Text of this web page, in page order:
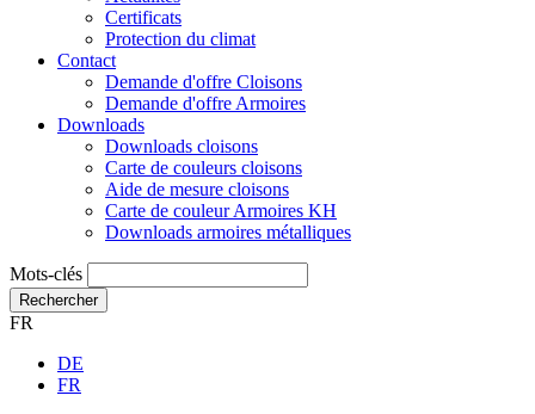
Certificats
Protection du climat
Contact
Demande d'offre Cloisons
Demande d'offre Armoires
Downloads
Downloads cloisons
Carte de couleurs cloisons
Aide de mesure cloisons
Carte de couleur Armoires KH
Downloads armoires métalliques
Mots-clés
Rechercher
FR
DE
FR